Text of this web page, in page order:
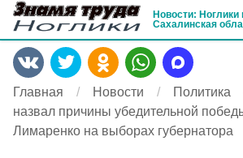
Новости: Ноглики
Сахалинская
Главная Новости Политика
назвал причины убедительной
Лимаренко на выборах губернатора